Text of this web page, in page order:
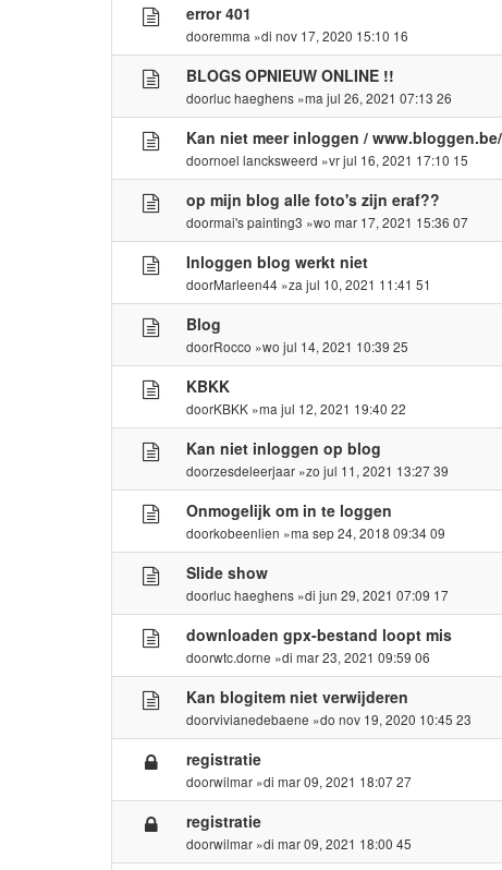
error 401
dooremma »di nov 17, 2020 15:10 16
BLOGS OPNIEUW ONLINE !!
doorluc haeghens »ma jul 26, 2021 07:13 26
Kan niet meer inloggen /
doornoel lancksweerd »vr jul 16, 2021 17:10 15
op mijn blog alle foto's zijn eraf??
doormai's painting3 »wo mar 17, 2021 15:36 07
Inloggen blog werkt niet
doorMarleen44 »za jul 10, 2021 11:41 51
Blog
doorRocco »wo jul 14, 2021 10:39 25
KBKK
doorKBKK »ma jul 12, 2021 19:40 22
Kan niet inloggen op blog
doorzesdeleerjaar »zo jul 11, 2021 13:27 39
Onmogelijk om in te loggen
doorkobeenlien »ma sep 24, 2018 09:34 09
Slide show
doorluc haeghens »di jun 29, 2021 07:09 17
downloaden gpx-bestand loopt mis
doorwtc.dorne »di mar 23, 2021 09:59 06
Kan blogitem niet verwijderen
doorvivianedebaene »do nov 19, 2020 10:45 23
registratie
doorwilmar »di mar 09, 2021 18:07 27
registratie
doorwilmar »di mar 09, 2021 18:00 45